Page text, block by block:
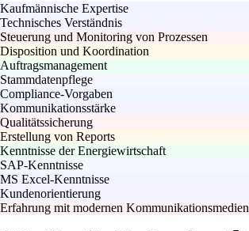
Kaufmännische Expertise
Technisches Verständnis
Steuerung und Monitoring von Prozessen
Disposition und Koordination
Auftragsmanagement
Stammdatenpflege
Compliance-Vorgaben
Kommunikationsstärke
Qualitätssicherung
Erstellung von Reports
Kenntnisse der Energiewirtschaft
SAP-Kenntnisse
MS Excel-Kenntnisse
Kundenorientierung
Erfahrung mit modernen Kommunikationsmedien